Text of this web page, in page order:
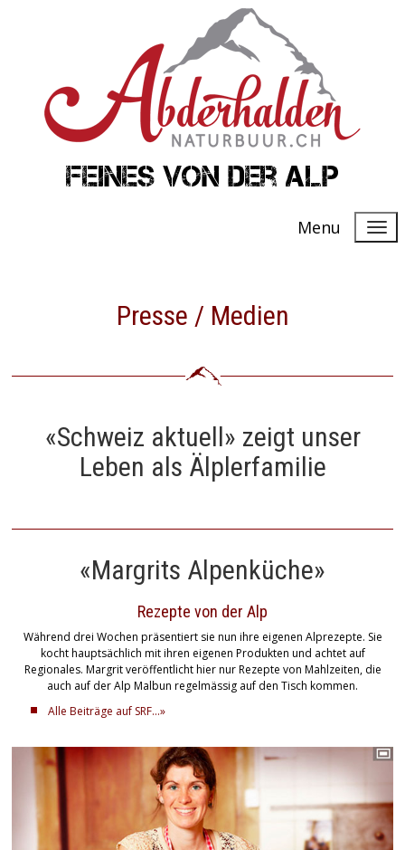
Feines von der Alp
Menu
Presse / Medien
«Schweiz aktuell» zeigt unser
Leben als Älplerfamilie
«Margrits Alpenküche»
Rezepte von der Alp
Während drei Wochen präsentiert sie nun ihre eigenen Alprezepte. Sie
kocht hauptsächlich mit ihren eigenen Produkten und achtet auf
Regionales. Margrit veröffentlicht hier nur Rezepte von Mahlzeiten, die
auch auf der Alp Malbun regelmässig auf den Tisch kommen.
Alle Beiträge auf SRF...»